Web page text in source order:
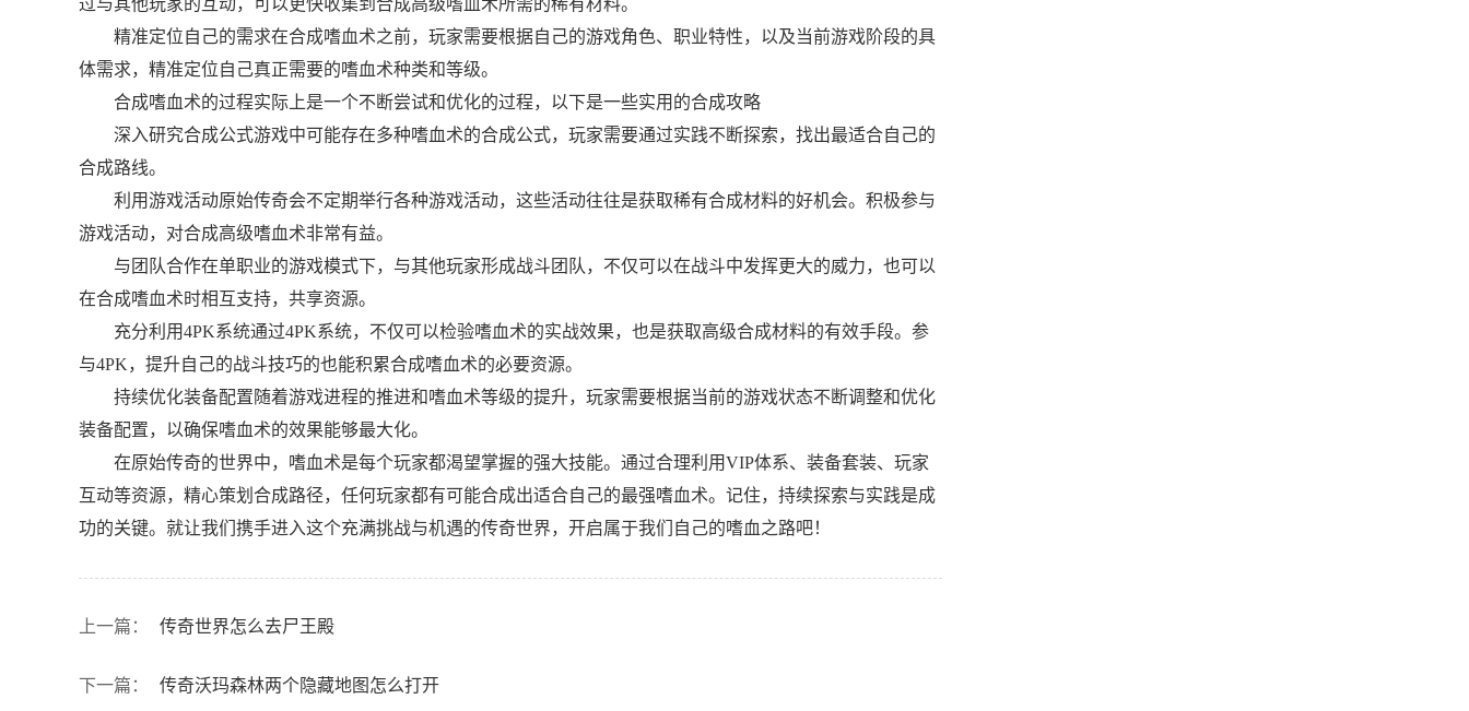
过与其他玩家的互动，可以更快收集到合成高级嗜血术所需的稀有材料。
精准定位自己的需求在合成嗜血术之前，玩家需要根据自己的游戏角色、职业特性，以及当前游戏阶段的具
体需求，精准定位自己真正需要的嗜血术种类和等级。
合成嗜血术的过程实际上是一个不断尝试和优化的过程，以下是一些实用的合成攻略
深入研究合成公式游戏中可能存在多种嗜血术的合成公式，玩家需要通过实践不断探索，找出最适合自己的
合成路线。
利用游戏活动原始传奇会不定期举行各种游戏活动，这些活动往往是获取稀有合成材料的好机会。积极参与
游戏活动，对合成高级嗜血术非常有益。
与团队合作在单职业的游戏模式下，与其他玩家形成战斗团队，不仅可以在战斗中发挥更大的威力，也可以
在合成嗜血术时相互支持，共享资源。
充分利用4PK系统通过4PK系统，不仅可以检验嗜血术的实战效果，也是获取高级合成材料的有效手段。参
与4PK，提升自己的战斗技巧的也能积累合成嗜血术的必要资源。
持续优化装备配置随着游戏进程的推进和嗜血术等级的提升，玩家需要根据当前的游戏状态不断调整和优化
装备配置，以确保嗜血术的效果能够最大化。
在原始传奇的世界中，嗜血术是每个玩家都渴望掌握的强大技能。通过合理利用VIP体系、装备套装、玩家
互动等资源，精心策划合成路径，任何玩家都有可能合成出适合自己的最强嗜血术。记住，持续探索与实践是成
功的关键。就让我们携手进入这个充满挑战与机遇的传奇世界，开启属于我们自己的嗜血之路吧！
上一篇： 传奇世界怎么去尸王殿
下一篇： 传奇沃玛森林两个隐藏地图怎么打开